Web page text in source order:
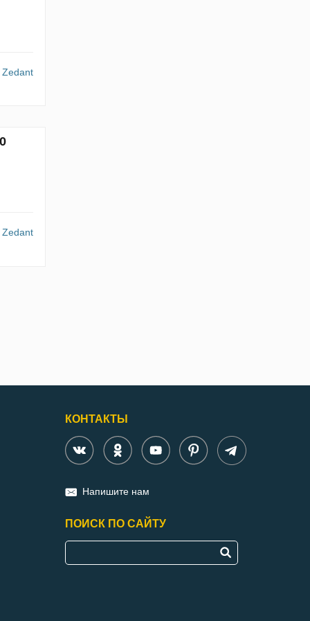
Zedant
Zedant
КОНТАКТЫ
Напишите нам
ПОИСК ПО САЙТУ